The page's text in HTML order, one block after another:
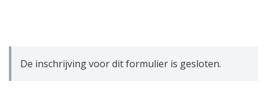
De inschrijving voor dit formulier is gesloten.